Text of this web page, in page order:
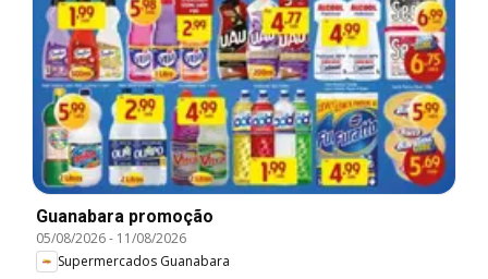
Guanabara promoção
05/08/2026- 11/08/2026
Supermercados Guanabara